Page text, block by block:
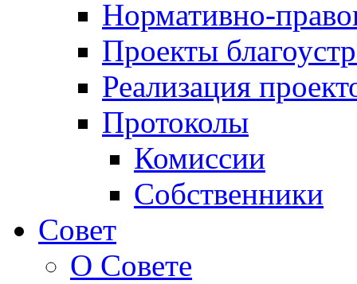
Нормативно-
Проекты
Реализация
Протоколы
Комиссии
Собственники
Совет
О Совете